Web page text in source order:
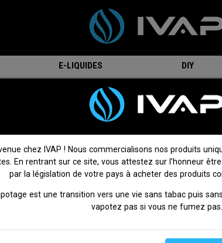
E-LIQUIDES DIY
power
Le Corsé - Flavour power
4 avis Donnez votre avis
Un e-liquide classique aux saveurs puissantes.
Eliquide conçu avec 80% de PG et 20% de VG.
Classic
chez IVAP ! Nous commercialisons nos produits
En rentrant sur ce site, vous attestez sur l’honneur
par la législation de votre pays à acheter des produits
est une transition vers une vie sans tabac puis
vapotez pas si vous ne fumez pas.